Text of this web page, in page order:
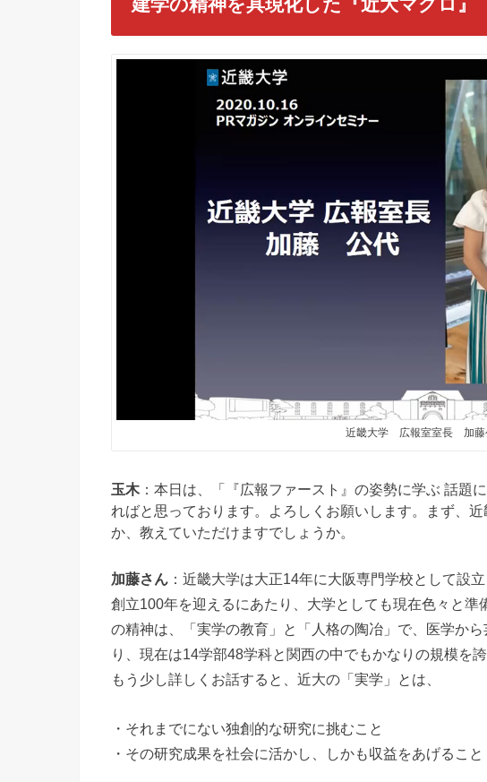
建学の精神を具現化した『近大マグロ』
近畿大学 広報室室長 加藤
玉木：本日は、「『広報ファースト』の姿勢に学ぶ 話題
ればと思っております。よろしくお願いします。まず、
か、教えていただけますでしょうか。
加藤さん ：近畿大学は大正14年に大阪専門学校として設
創立100年を迎えるにあたり、大学としても現在色々と
の精神は、「実学の教育」と「人格の陶冶」で、医学か
り、現在は14学部48学科と関西の中でもかなりの規模を誇
もう少し詳しくお話すると、近大の「実学」とは、
・それまでにない独創的な研究に挑むこと
・その研究成果を社会に活かし、しかも収益をあげること